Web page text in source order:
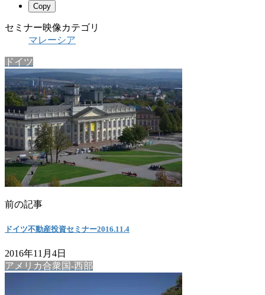
Copy
セミナー映像カテゴリ
マレーシア
ドイツ
前の記事
ドイツ不動産投資セミナー2016.11.4
2016年11月4日
アメリカ合衆国-西部